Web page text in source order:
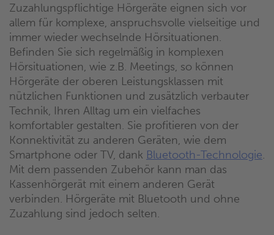
Zuzahlungspflichtige Hörgeräte eignen sich vor
allem für komplexe, anspruchsvolle vielseitige und
immer wieder wechselnde Hörsituationen.
Befinden Sie sich regelmäßig in komplexen
Hörsituationen, wie z.B. Meetings, so können
Hörgeräte der oberen Leistungsklassen mit
nützlichen Funktionen und zusätzlich verbauter
Technik, Ihren Alltag um ein vielfaches
komfortabler gestalten. Sie profitieren von der
Konnektivität zu anderen Geräten, wie dem
Smartphone oder TV, dank Bluetooth-Technologie.
Mit dem passenden Zubehör kann man das
Kassenhörgerät mit einem anderen Gerät
verbinden. Hörgeräte mit Bluetooth und ohne
Zuzahlung sind jedoch selten.